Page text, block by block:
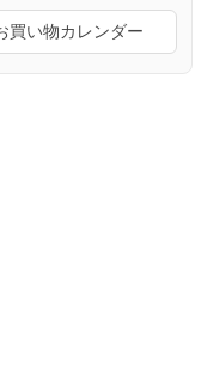
買い物カレンダー